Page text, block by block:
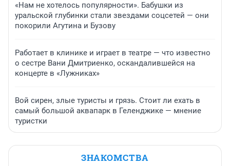
«Нам не хотелось популярности». Бабушки из
уральской глубинки стали звездами соцсетей — они
покорили Агутина и Бузову
Работает в клинике и играет в театре — что известно
о сестре Вани Дмитриенко, оскандалившейся на
концерте в «Лужниках»
Вой сирен, злые туристы и грязь. Стоит ли ехать в
самый большой аквапарк в Геленджике — мнение
туристки
ЗНАКОМСТВА